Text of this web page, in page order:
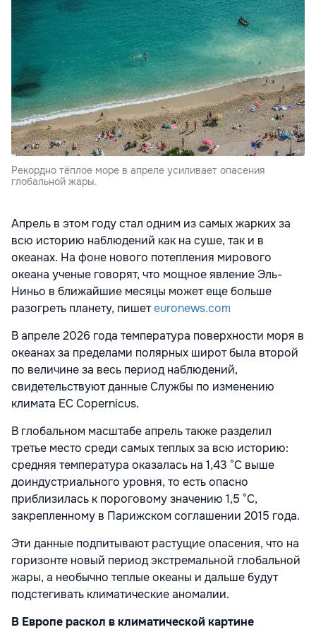
Рекордно тёплое море в апреле усиливает опасения
глобальной жары.
Апрель в этом году стал одним из самых жарких за
всю историю наблюдений как на суше, так и в
океанах. На фоне нового потепления мирового
океана ученые говорят, что мощное явление Эль-
Ниньо в ближайшие месяцы может еще больше
разогреть планету, пишетeuronews.com
В апреле 2026 года температура поверхности моря в
океанах за пределами полярных широт была второй
по величине за весь период наблюдений,
свидетельствуют данные Службы по изменению
климата ЕС Copernicus.
В глобальном масштабе апрель также разделил
третье место среди самых теплых за всю историю:
средняя температура оказалась на 1,43 °C выше
доиндустриального уровня, то есть опасно
приблизилась к пороговому значению 1,5 °C,
закрепленному в Парижском соглашении 2015 года.
Эти данные подпитывают растущие опасения, что на
горизонте новый период экстремальной глобальной
жары, а необычно теплые океаны и дальше будут
подстегивать климатические аномалии.
В Европе раскол в климатической картине